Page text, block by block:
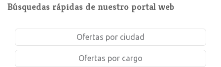
Búsquedas rápidas de nuestro portal web
Ofertas por ciudad
Ofertas por cargo